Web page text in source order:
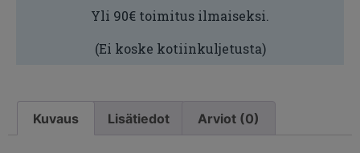
Yli 90€ toimitus ilmaiseksi.
(Ei koske kotiinkuljetusta)
Kuvaus Lisätiedot Arviot (0)